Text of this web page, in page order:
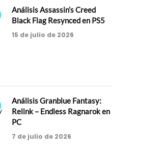
Análisis Assassin’s Creed
Black Flag Resynced en PS5
15 de julio de 2026
Análisis Granblue Fantasy:
Relink – Endless Ragnarok en
PC
7 de julio de 2026